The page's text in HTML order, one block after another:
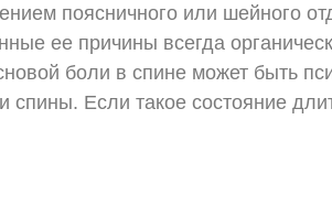
поясничного или шейного
ее причины всегда
боли в спине может быть
Если такое состояние